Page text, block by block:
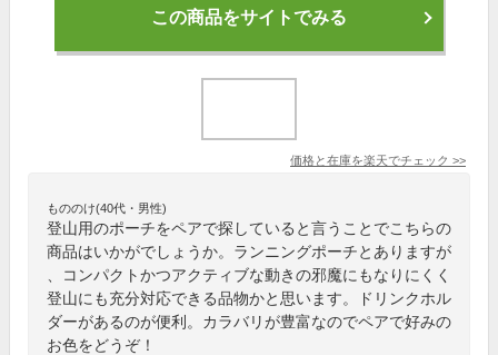
この商品をサイトでみる
価格と在庫を楽天でチェック >>
もののけ(40代・男性)
登山用のポーチをペアで探していると言うことでこちらの
商品はいかがでしょうか。ランニングポーチとありますが
、コンパクトかつアクティブな動きの邪魔にもなりにくく
登山にも充分対応できる品物かと思います。ドリンクホル
ダーがあるのが便利。カラバリが豊富なのでペアで好みの
お色をどうぞ！